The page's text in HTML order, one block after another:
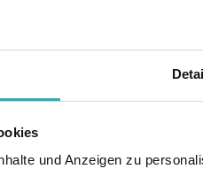
und Anzeigen zu